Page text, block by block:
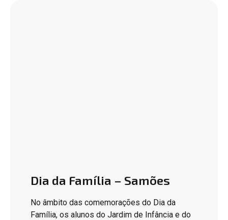
Dia da Família – Samões
No âmbito das comemorações do Dia da
Família, os alunos do Jardim de Infância e do